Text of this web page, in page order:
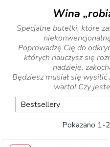
Wina
Specjalne butelki, które
Poprowadzę Cię do
których nauczysz się
nadzieję,
Będziesz musiał się
warto! Czy
Bestsellery
Pokazano 1-